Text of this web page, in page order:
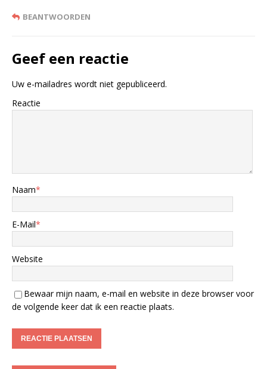
BEANTWOORDEN
Geef een reactie
Uw e-mailadres wordt niet gepubliceerd.
Reactie
Naam*
E-Mail*
Website
Bewaar mijn naam, e-mail en website in deze browser voor
de volgende keer dat ik een reactie plaats.